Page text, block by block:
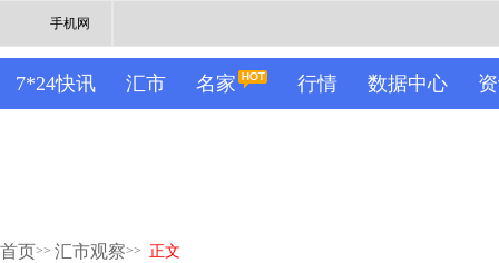
手机网
7*24快讯 汇市 名家 行情 数据中心
首页>> 汇市观察>> 正文